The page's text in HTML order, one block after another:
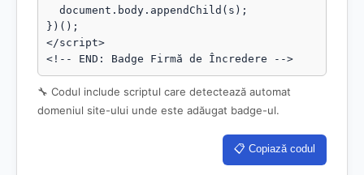
})();
</script>
<!-- END: Badge Firmă de Încredere -->
🔧 Codul include scriptul care detectează automat
domeniul site-ului unde este adăugat badge-ul.
📋 Copiază codul